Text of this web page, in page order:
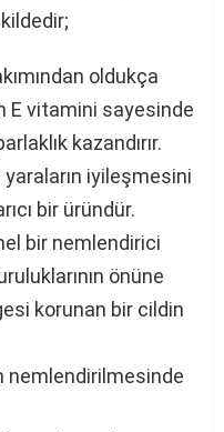
oldukça
E vitamini sayesinde
kazandırır.
iyileşmesini
bir üründür.
bir nemlendirici
önüne
korunan bir cildin
nemlendirilmesinde